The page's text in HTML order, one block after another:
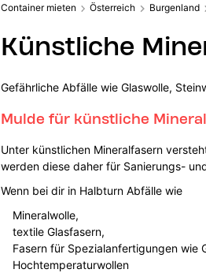
Container mieten Österreich Burgenland
Künstliche
Gefährliche Abfälle wie Glaswolle,
Mulde für künstliche
Unter künstlichen Mineralfasern
werden diese daher für Sanierungs-
Wenn bei dir in Halbturn Abfälle wie
Mineralwolle,
textile Glasfasern,
Fasern für Spezialanfertigungen wie
Hochtemperaturwollen